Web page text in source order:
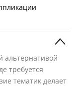
альтернативой
требуется
тематик делает